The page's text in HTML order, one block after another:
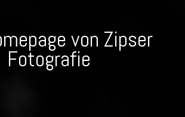
von Zipser
Fotografie